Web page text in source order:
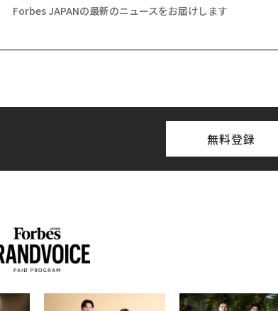
Forbes JAPANの最新のニュースをお届けします
無料登録